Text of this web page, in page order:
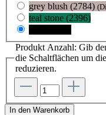
grey blush (2784)
teal stone (2396)
Produkt Anzahl: Gib
die Schaltflächen um
reduzieren.
In den Warenkorb